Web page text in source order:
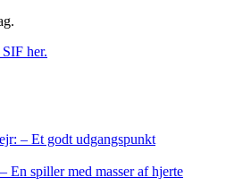
her.
– Et godt udgangspunkt
En spiller med masser af hjerte